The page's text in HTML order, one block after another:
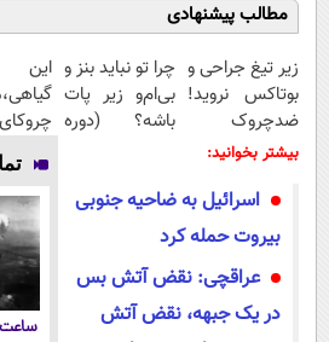
مطالب پیشنهادی
زیر تیغ جراحی و
بوتاکس نروید!
ضدچروک
جلبک
چرا تو نباید بنز و
بی‌ام‌و زیر پات
باشه؟ (دوره چروکای
میکنه!50%تخفیف
بیشتر بخوانید:
اسرائیل به ضاحیه جنوبی
بیروت حمله کرد
عراقچی: نقض آتش بس
در یک جبهه، نقض آتش